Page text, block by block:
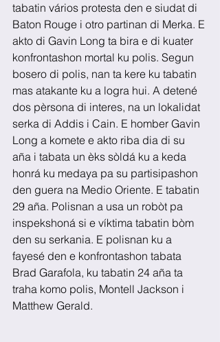
tabatin vários protesta den e siudat di
Baton Rouge i otro partinan di Merka. E
akto di Gavin Long ta bira e di kuater
konfrontashon mortal ku polis. Segun
bosero di polis, nan ta kere ku tabatin
mas atakante ku a logra hui. A detené
dos pèrsona di interes, na un lokalidat
serka di Addis i Cain. E homber Gavin
Long a komete e akto riba dia di su
aña i tabata un èks sòldá ku a keda
honrá ku medaya pa su partisipashon
den guera na Medio Oriente. E tabatin
29 aña. Polisnan a usa un robòt pa
inspekshoná si e víktima tabatin bòm
den su serkania. E polisnan ku a
fayesé den e konfrontashon tabata
Brad Garafola, ku tabatin 24 aña ta
traha komo polis, Montell Jackson i
Matthew Gerald.